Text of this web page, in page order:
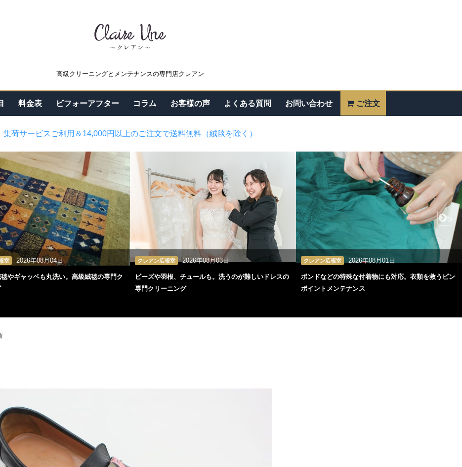
高級クリーニングとメンテナンスの専門店クレアン
料金表 ビフォーアフター コラム お客様の声 よくある質問 お問い合わせ ご注文
集荷サービスご利用＆14,000円以上のご注文で送料無料（絨毯を除く）
室 2026年08月04日
やギャッベも丸洗い。高級絨毯の専門ク
クレアン広報室 2026年08月03日
ビーズや羽根、チュールも。洗うのが難しいドレスの
専門クリーニング
クレアン広報室 2026年08月01日
ボンドなどの特殊な付着物にも対応。衣類を救うピン
ポイントメンテナンス
>